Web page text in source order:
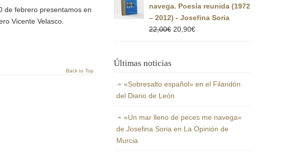
de febrero presentamos en
Vicente Velasco.
Back to Top
era:
23,00€.
es:
21,85€.
navega. Poesía reunida (1972
– 2012) - Josefina Soria
22,00€ El
20,90€El
Últimas noticias
«Sobresalto español» en el Filandón
del Diario de León
«Un mar lleno de peces me navega»
de Josefina Soria en La Opinión de
Murcia